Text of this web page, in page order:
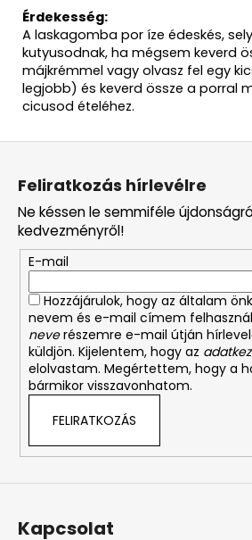
Érdekesség:
A laskagomba por íze édeskés,
kutyusodnak, ha mégsem keverd
májkrémmel vagy olvasz fel egy
legjobb) és keverd össze a porral
cicusod ételéhez.
L
Feliratkozás hírlevélre
Ne késsen le semmiféle
kedvezményről!
E-mail
Hozzájárulok, hogy az általam
nevem és e-mail címem
neverészemre e-mail útján
küldjön. Kijelentem, hogy az
elolvastam. Megértettem, hogy a
bármikor visszavonhatom.
FELIRATKOZÁS
Kapcsolat